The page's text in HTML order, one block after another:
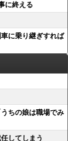
に終える
に乗り継ぎすれば
ちの娘は職場でみ
してしまう